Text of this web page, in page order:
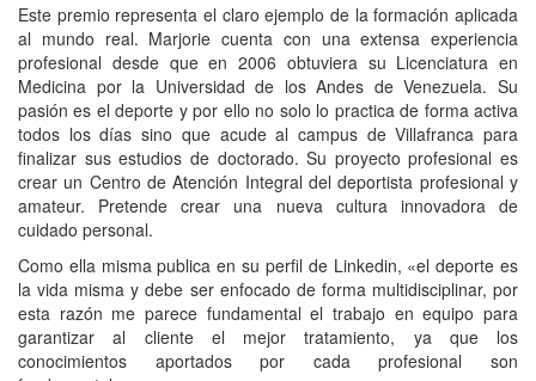
Este premio representa el claro ejemplo de la formación aplicada
al mundo real. Marjorie cuenta con una extensa experiencia
profesional desde que en 2006 obtuviera su Licenciatura en
Medicina por la Universidad de los Andes de Venezuela. Su
pasión es el deporte y por ello no solo lo practica de forma activa
todos los días sino que acude al campus de Villafranca para
finalizar sus estudios de doctorado. Su proyecto profesional es
crear un Centro de Atención Integral del deportista profesional y
amateur. Pretende crear una nueva cultura innovadora de
cuidado personal.
Como ella misma publica en su perfil de Linkedin, «el deporte es
la vida misma y debe ser enfocado de forma multidisciplinar, por
esta razón me parece fundamental el trabajo en equipo para
garantizar al cliente el mejor tratamiento, ya que los
conocimientos aportados por cada profesional son